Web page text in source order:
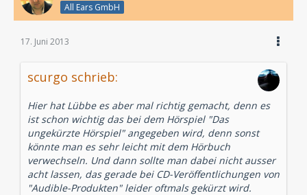
All Ears GmbH
17. Juni 2013
scurgo schrieb:
Hier hat Lübbe es aber mal richtig gemacht, denn es
ist schon wichtig das bei dem Hörspiel "Das
ungekürzte Hörspiel" angegeben wird, denn sonst
könnte man es sehr leicht mit dem Hörbuch
verwechseln. Und dann sollte man dabei nicht ausser
acht lassen, das gerade bei CD-Veröffentlichungen von
"Audible-Produkten" leider oftmals gekürzt wird.